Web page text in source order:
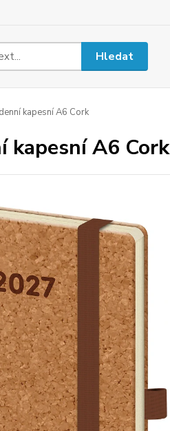
Hledat
kapesní A6 Cork
kapesní A6 Cork